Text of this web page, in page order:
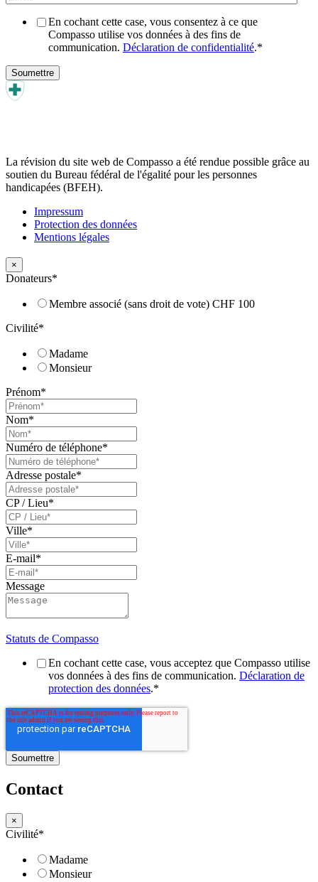
En cochant cette case, vous consentez à ce que
Compasso utilise vos données à des fins de
communication. Déclaration de confidentialité.*
La révision du site web de Compasso a été rendue possible grâce au
soutien du Bureau fédéral de l'égalité pour les personnes
handicapées (BFEH).
Impressum
Protection des données
Mentions légales
×
Donateurs*
Membre associé (sans droit de vote) CHF 100
Civilité*
Madame
Monsieur
Prénom*
Nom*
Numéro de téléphone*
Adresse postale*
CP / Lieu*
Ville*
E-mail*
Message
Statuts de Compasso
En cochant cette case, vous acceptez que Compasso utilise
vos données à des fins de communication. Déclaration de
protection des données.*
Contact
×
Civilité*
Madame
Monsieur